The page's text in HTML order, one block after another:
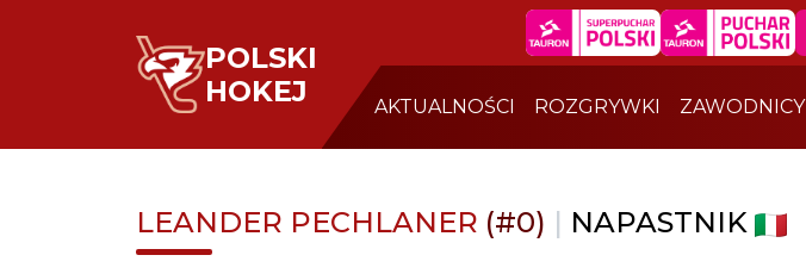
POLSKI
HOKEJ
AKTUALNOŚCI ROZGRYWKI ZAWODNICY
LEANDER PECHLANER (#0) | NAPASTNIK